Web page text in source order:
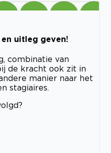
uitleg geven!
combinatie van
de kracht ook zit in
manier naar het
stagiaires.